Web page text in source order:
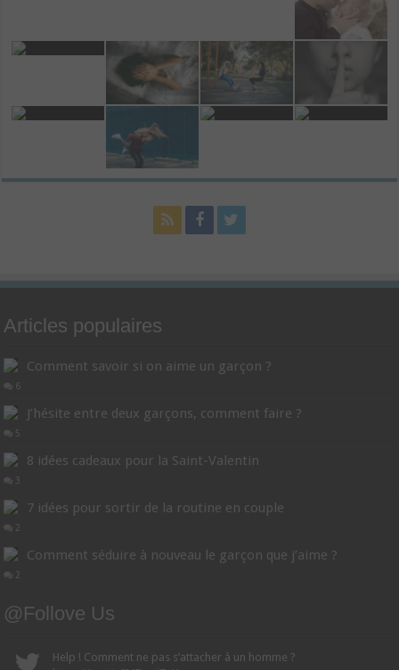
Articles populaires
Comment savoir si on aime un garçon ?
6
J’hésite entre deux garçons, comment faire ?
5
8 idées cadeaux pour la Saint-Valentin
3
7 idées pour sortir de la routine en couple
2
Comment séduire à nouveau le garçon que j’aime ?
2
@Follove Us
Help ! Comment ne pas s’attacher à un homme ?